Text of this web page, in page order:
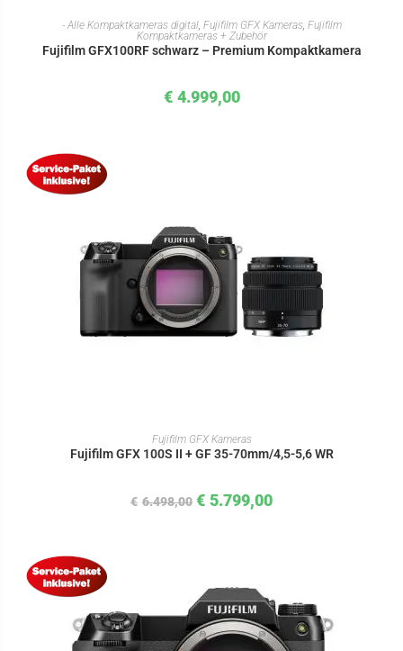
IN DEN WARENKORB
- Alle Kompaktkameras digital, Fujifilm GFX Kameras, Fujifilm
Kompaktkameras + Zubehör
Fujifilm GFX100RF schwarz – Premium Kompaktkamera
€ 4.999,00
IN DEN WARENKORB
Fujifilm GFX Kameras
Fujifilm GFX 100S II + GF 35-70mm/4,5-5,6 WR
€ 6.498,00 € 5.799,00